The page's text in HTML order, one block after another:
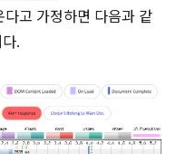
다고 가정하면 다음과 같
.